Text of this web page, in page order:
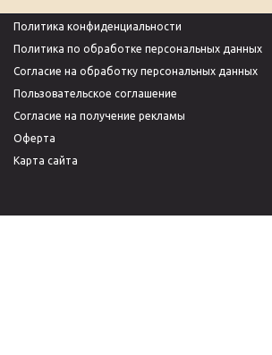
Политика конфиденциальности
Политика по обработке персональных данных
Согласие на обработку персональных данных
Пользовательское соглашение
Согласие на получение рекламы
Оферта
Карта сайта